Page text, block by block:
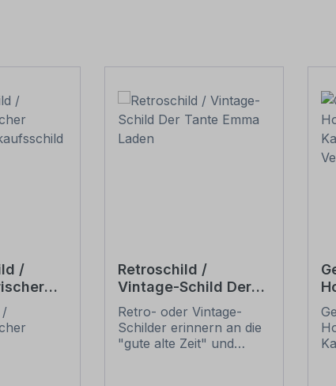
/
/
Retroschild /
Vintage-Schild Der
Tante Emma Laden
Retro- oder Vintage-
Schilder erinnern an die
"gute alte Zeit" und
-